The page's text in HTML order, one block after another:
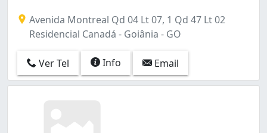
Avenida Montreal Qd 04 Lt 07, 1 Qd 47 Lt 02
Residencial Canadá - Goiânia - GO
Ver Tel Info Email